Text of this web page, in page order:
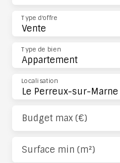
Vente
Type d'offre
Appartement
Type de bien
Le Perreux-sur-Marne
Localisation
Budget max (€)
Surface min (m²)